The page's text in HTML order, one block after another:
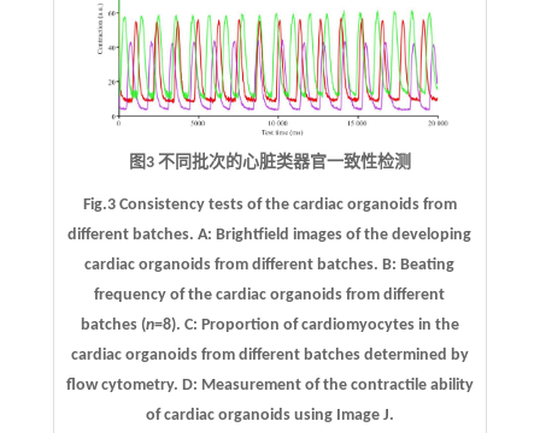
图3 不同批次的心脏类器官一致性检测
Fig.3 Consistency tests of the cardiac organoids from
different batches.A: Brightfield images of the developing
cardiac organoids from different batches.B: Beating
frequency of the cardiac organoids from different
batches (n=8). C: Proportion of cardiomyocytes in the
cardiac organoids from different batches determined by
flow cytometry. D: Measurement of the contractile ability
of cardiac organoids using Image J.